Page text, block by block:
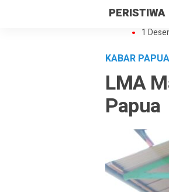
PERISTIWA
1
KABAR
LMA
Papua